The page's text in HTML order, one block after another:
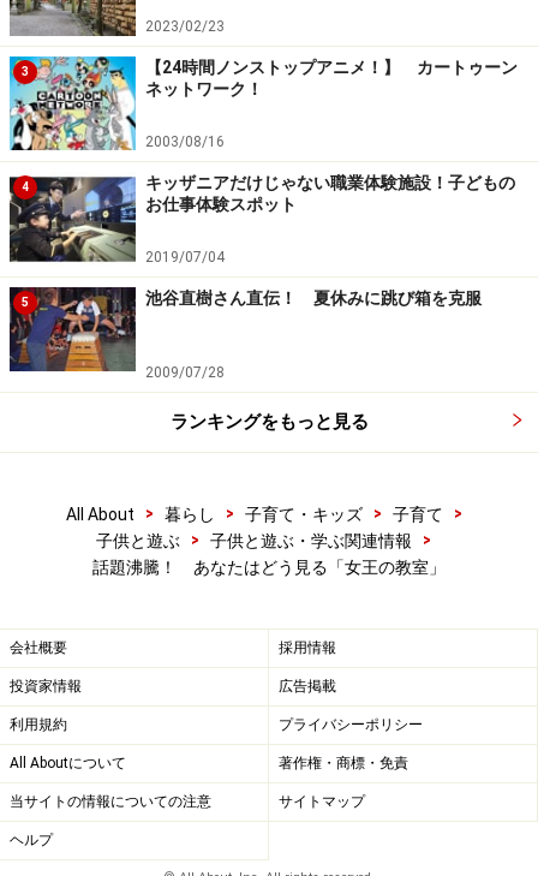
験」となるのです。そうした「あなたの阿久津真矢体
験」をいくつか聞いてみました。
●「子どもの人格」を無視する鬼教師
「女王の教室」を見ていると、中学時代の女性教師のこ
とを思い出します。彼女はいわゆる「実力派教師」とし
て親からの信望も厚いタイプ。私は比較的真面目な生徒
でしたから、髪だって真っ黒ストレートでした。ところ
が、ちょっと美容院に行きそびれ、まぶたに「数ミリ」
程度髪の毛がかかっただけで、ホームルームの時間にそ
のことをクラス全員の前で罵倒されたのです。しかも私
に対する事前の警告や注意など一切なしに。もちろん体
罰などは絶対いやですが、人前で意図的に恥をかかせる
ような人格攻撃のほうが、よほど深刻な「体罰」だと、
●「ズボラ教師」は子どもにとって悪魔だ！
れば一目瞭然。「ズボラ」なのだ。だから彼はなんでも
「最短」の方法をとった。子どもを怒るときには”もちろ
ん”体罰、見たまま、起こったことだけで物事を判断する
ので子どもにとってはまさに「理不尽大王」で、怒られ
るたびに子どもたちには彼に対する憎しみだけが募って
いき、スクールカウンセラーの元に駆け込むクラスメー
トが続出したほどだ。よく、テレビなどで芸能人が「子
どもの頃の恩師に再会」といって涙を流しているが、
2023/02/23
3
【24時間ノンストップアニメ！】 カートゥーン
ネットワーク！
2003/08/16
4
キッザニアだけじゃない職業体験施設！子どもの
お仕事体験スポット
2019/07/04
5 池谷直樹さん直伝！ 夏休みに跳び箱を克服
2009/07/28
ランキングをもっと見る
All About > 暮らし > 子育て・キッズ > 子育て
>
子供と遊ぶ
> 子供と遊ぶ・学ぶ関連情報
>
話題沸騰！ あなたはどう見る「女王の教室」
会社概要 採用情報
投資家情報 広告掲載
利用規約 プライバシーポリシー
All Aboutについて 著作権・商標・免責
当サイトの情報についての注意 サイトマップ
ヘルプ